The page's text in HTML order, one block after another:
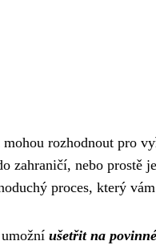
rozhodnout pro
zahraničí, nebo prostě
proces, který
ušetřit na